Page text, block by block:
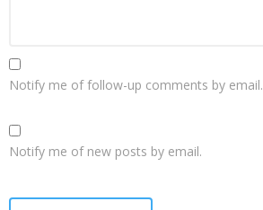
Notify me of follow-up comments by email.
Notify me of new posts by email.